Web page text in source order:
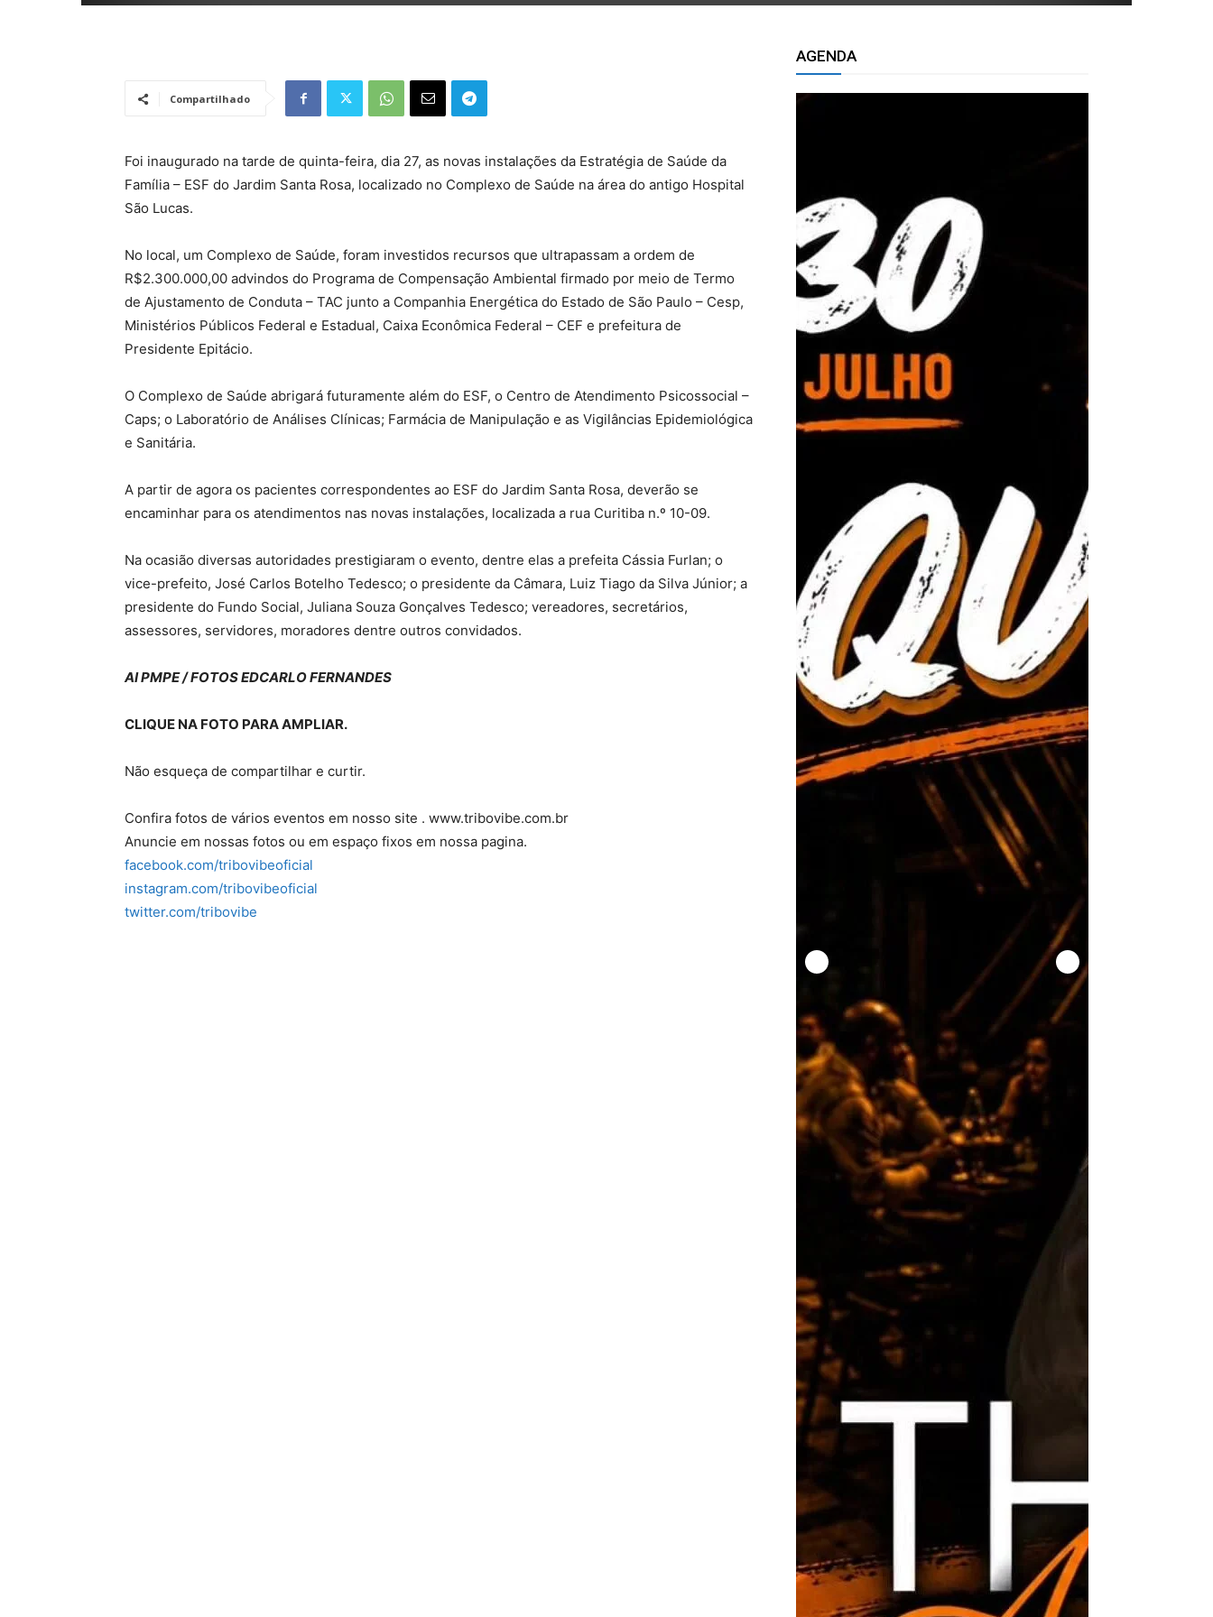
Compartilhado
Foi inaugurado na tarde de quinta-feira, dia 27, as novas instalações da Estratégia de Saúde da
Família – ESF do Jardim Santa Rosa, localizado no Complexo de Saúde na área do antigo Hospital
São Lucas.
No local, um Complexo de Saúde, foram investidos recursos que ultrapassam a ordem de
R$2.300.000,00 advindos do Programa de Compensação Ambiental firmado por meio de Termo
de Ajustamento de Conduta – TAC junto a Companhia Energética do Estado de São Paulo – Cesp,
Ministérios Públicos Federal e Estadual, Caixa Econômica Federal – CEF e prefeitura de
Presidente Epitácio.
O Complexo de Saúde abrigará futuramente além do ESF, o Centro de Atendimento Psicossocial –
Caps; o Laboratório de Análises Clínicas; Farmácia de Manipulação e as Vigilâncias Epidemiológica
e Sanitária.
A partir de agora os pacientes correspondentes ao ESF do Jardim Santa Rosa, deverão se
encaminhar para os atendimentos nas novas instalações, localizada a rua Curitiba n.º 10-09.
Na ocasião diversas autoridades prestigiaram o evento, dentre elas a prefeita Cássia Furlan; o
vice-prefeito, José Carlos Botelho Tedesco; o presidente da Câmara, Luiz Tiago da Silva Júnior; a
presidente do Fundo Social, Juliana Souza Gonçalves Tedesco; vereadores, secretários,
assessores, servidores, moradores dentre outros convidados.
AI PMPE / FOTOS EDCARLO FERNANDES
CLIQUE NA FOTO PARA AMPLIAR.
Não esqueça de compartilhar e curtir.
Confira fotos de vários eventos em nosso site . www.tribovibe.com.br
Anuncie em nossas fotos ou em espaço fixos em nossa pagina.
facebook.com/tribovibeoficial
instagram.com/tribovibeoficial
twitter.com/tribovibe
AGENDA